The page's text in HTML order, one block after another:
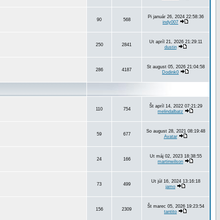
90 568
Pi január 26, 2024 22:58:36
indy007
250 2841
Ut apríl 21, 2026 21:29:11
dustin
286 4187
St august 05, 2026 21:04:58
Dodink0
110 754
Št apríl 14, 2022 07:21:29
melindalbatz
59 677
So august 28, 2021 08:19:48
Avatar
24 166
Ut máj 02, 2023 18:38:55
martinwilson
73 499
Ut júl 16, 2024 13:16:18
jamo
156 2309
Št marec 05, 2026 19:23:54
tantito